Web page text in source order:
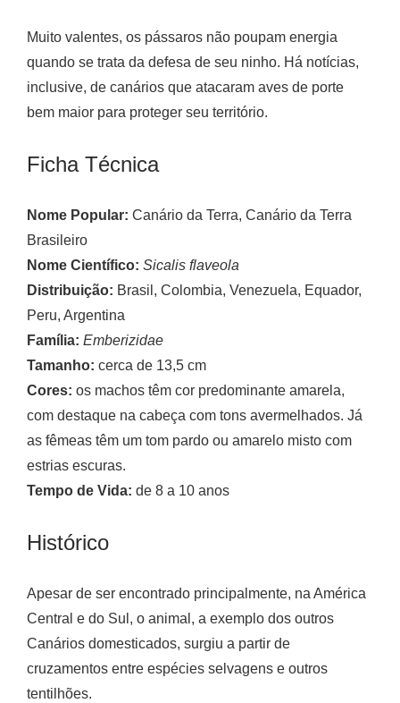
Muito valentes, os pássaros não poupam energia
quando se trata da defesa de seu ninho. Há notícias,
inclusive, de canários que atacaram aves de porte
bem maior para proteger seu território.
Ficha Técnica
Nome Popular: Canário da Terra, Canário da Terra
Brasileiro
Nome Científico: Sicalis flaveola
Distribuição: Brasil, Colombia, Venezuela, Equador,
Peru, Argentina
Família: Emberizidae
Tamanho: cerca de 13,5 cm
Cores: os machos têm cor predominante amarela,
com destaque na cabeça com tons avermelhados. Já
as fêmeas têm um tom pardo ou amarelo misto com
estrias escuras.
Tempo de Vida: de 8 a 10 anos
Histórico
Apesar de ser encontrado principalmente, na América
Central e do Sul, o animal, a exemplo dos outros
Canários domesticados, surgiu a partir de
cruzamentos entre espécies selvagens e outros
tentilhões.